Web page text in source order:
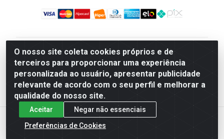
O nosso site coleta cookies próprios e de
terceiros para proporcionar uma experiência
personalizada ao usuário, apresentar publicidade
relevante de acordo com o seu perfil e melhorar a
qualidade do nosso site.
Aceitar
Negar não essenciais
Preferências de Cookies
Atacadao da Limpeza F. Pereira Queiroz Comercio e
Distribuicao LTDA - Quadra Qi 10 Lotes 39 e, 41 - Setor
Industrial (Taguatinga), Brasília/DF - CEP 72.135-100 -
CNPJ 13.184.675/0001-80